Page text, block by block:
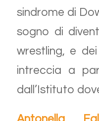
sindrome di
sogno di
wrestling, e
intreccia a
dall’Istituto